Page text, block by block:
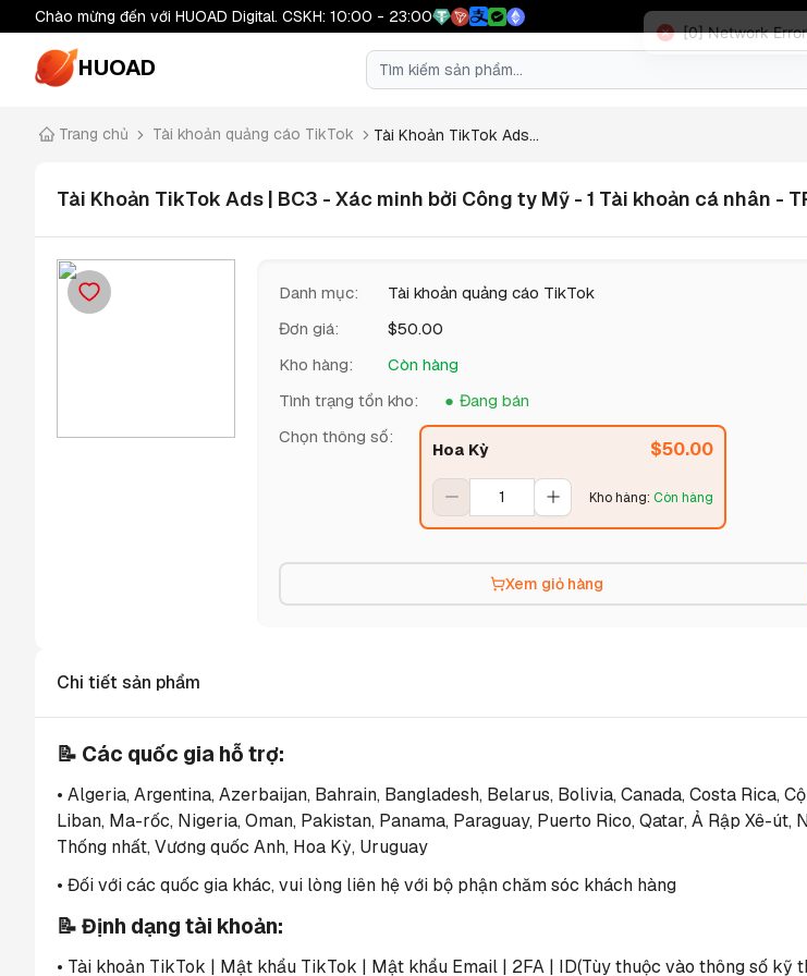
Chào mừng đến với HUOAD Digital. CSKH: 10:00 - 23:00
HUOAD
Trang chủ Tài khoản quảng cáo TikTok Tài Khoản TikTok Ads...
Tài Khoản TikTok Ads | BC3 - Xác minh bởi Công ty Mỹ - 1 Tài khoản cá nhân -
Danh mục:
Tài khoản quảng cáo TikTok
Đơn giá: $50.00
Kho hàng:
Còn hàng
Tình trạng tồn kho:
Đang bán
Chọn thông số:
Hoa Kỳ $50.00
Kho hàng: Còn hàng
Xem giỏ hàng
Chi tiết sản phẩm
📝 Các quốc gia hỗ trợ:
• Algeria, Argentina, Azerbaijan, Bahrain, Bangladesh, Belarus, Bolivia, Canada, Costa Rica,
Liban, Ma-rốc, Nigeria, Oman, Pakistan, Panama, Paraguay, Puerto Rico, Qatar, Ả Rập Xê-
Thống nhất, Vương quốc Anh, Hoa Kỳ, Uruguay
• Đối với các quốc gia khác, vui lòng liên hệ với bộ phận chăm sóc khách hàng
📝 Định dạng tài khoản:
• Tài khoản TikTok | Mật khẩu TikTok | Mật khẩu Email | 2FA | ID(Tùy thuộc vào thông số kỹ